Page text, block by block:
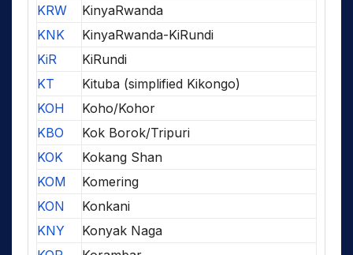
KRW
KinyaRwanda
KNK
KinyaRwanda-KiRundi
KiR
KiRundi
KT
Kituba (simplified Kikongo)
KOH
Koho/Kohor
KBO
Kok Borok/Tripuri
KOK
Kokang Shan
KOM
Komering
KON
Konkani
KNY
Konyak Naga